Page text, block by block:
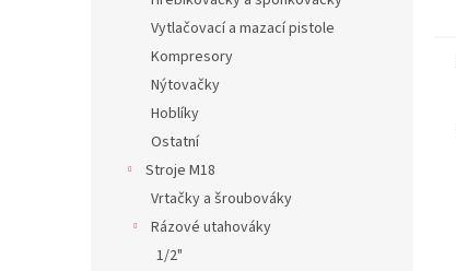
Vytlačovací a mazací pistole
Kompresory
Nýtovačky
Hoblíky
Ostatní
Stroje M18
Vrtačky a šroubováky
Rázové utahováky
1/2"